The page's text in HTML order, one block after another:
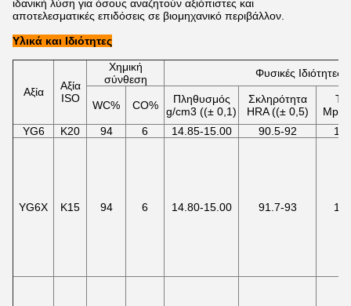
ιδανική λύση για όσους αναζητούν αξιόπιστες και
αποτελεσματικές επιδόσεις σε βιομηχανικό περιβάλλον.
Υλικά και Ιδιότητες
Αξία
Αξία
ISO
Χημική
σύνθεση
Φυσικές Ιδιότητες
WC% CO%
Πληθυσμός
g/cm3 ((± 0,1)
Σκληρότητα
HRA ((± 0,5)
YG6
K20 94 6 14.85-15.00 90.5-92
YG6X K15 94 6 14.80-15.00 91.7-93